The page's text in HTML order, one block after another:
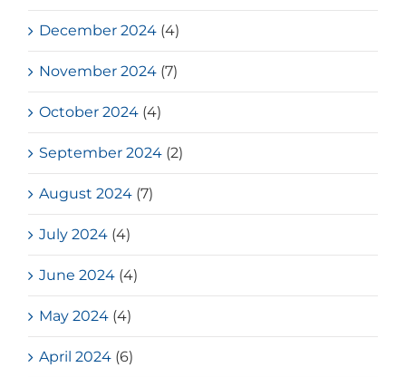
December 2024 (4)
November 2024 (7)
October 2024 (4)
September 2024 (2)
August 2024 (7)
July 2024 (4)
June 2024 (4)
May 2024 (4)
April 2024 (6)